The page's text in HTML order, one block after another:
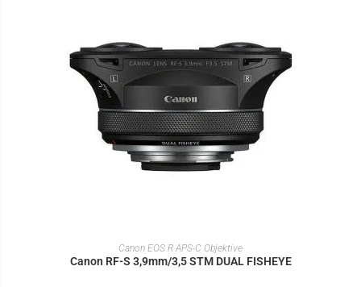
IN DEN WARENKORB
Canon EOS R APS-C Objektive
Canon RF-S 3,9mm/3,5 STM DUAL FISHEYE